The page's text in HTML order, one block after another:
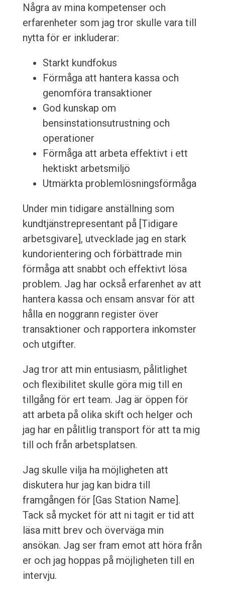
Några av mina kompetenser och
erfarenheter som jag tror skulle vara till
nytta för er inkluderar:
Starkt kundfokus
Förmåga att hantera kassa och
genomföra transaktioner
God kunskap om
bensinstationsutrustning och
operationer
Förmåga att arbeta effektivt i ett
hektiskt arbetsmiljö
Utmärkta problemlösningsförmåga
Under min tidigare anställning som
kundtjänstrepresentant på [Tidigare
arbetsgivare], utvecklade jag en stark
kundorientering och förbättrade min
förmåga att snabbt och effektivt lösa
problem. Jag har också erfarenhet av att
hantera kassa och ensam ansvar för att
hålla en noggrann register över
transaktioner och rapportera inkomster
och utgifter.
Jag tror att min entusiasm, pålitlighet
och flexibilitet skulle göra mig till en
tillgång för ert team. Jag är öppen för
att arbeta på olika skift och helger och
jag har en pålitlig transport för att ta mig
till och från arbetsplatsen.
Jag skulle vilja ha möjligheten att
diskutera hur jag kan bidra till
framgången för [Gas Station Name].
Tack så mycket för att ni tagit er tid att
läsa mitt brev och överväga min
ansökan. Jag ser fram emot att höra från
er och jag hoppas på möjligheten till en
intervju.